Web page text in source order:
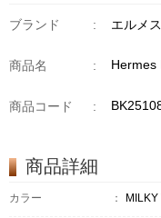
ブランド : エルメス
商品名 : Hermes
商品コード :
商品詳細
カラー ：